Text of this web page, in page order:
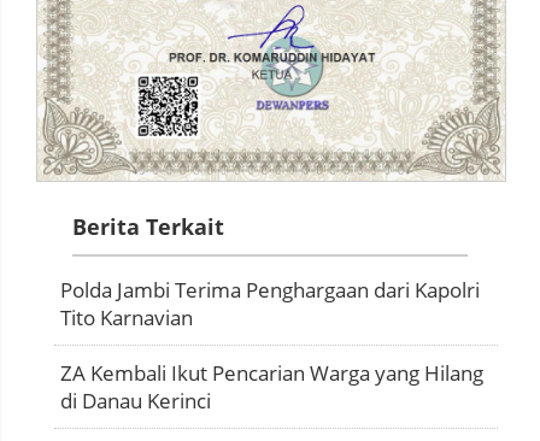
Berita Terkait
Polda Jambi Terima Penghargaan dari Kapolri
Tito Karnavian
ZA Kembali Ikut Pencarian Warga yang Hilang
di Danau Kerinci